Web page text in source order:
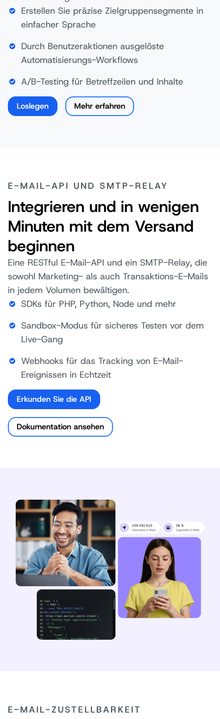
Erstellen Sie präzise Zielgruppensegmente in
einfacher Sprache
Durch Benutzeraktionen ausgelöste
Automatisierungs-Workflows
A/B-Testing für Betreffzeilen und Inhalte
Loslegen Mehr erfahren
E-MAIL-API UND SMTP-RELAY
Integrieren und in wenigen
Minuten mit dem Versand
beginnen
Eine RESTful E-Mail-API und ein SMTP-Relay, die
sowohl Marketing- als auch Transaktions-E-Mails
in jedem Volumen bewältigen.
SDKs für PHP, Python, Node und mehr
Sandbox-Modus für sicheres Testen vor dem
Live-Gang
Webhooks für das Tracking von E-Mail-
Ereignissen in Echtzeit
Erkunden Sie die API
Dokumentation ansehen
E-MAIL-ZUSTELLBARKEIT